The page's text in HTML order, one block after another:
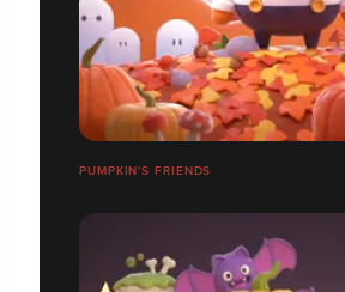
PUMPKIN'S FRIENDS